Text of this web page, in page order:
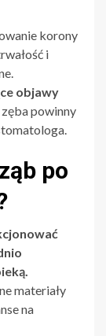
korony
i
objawy
powinny
po
materiały
na